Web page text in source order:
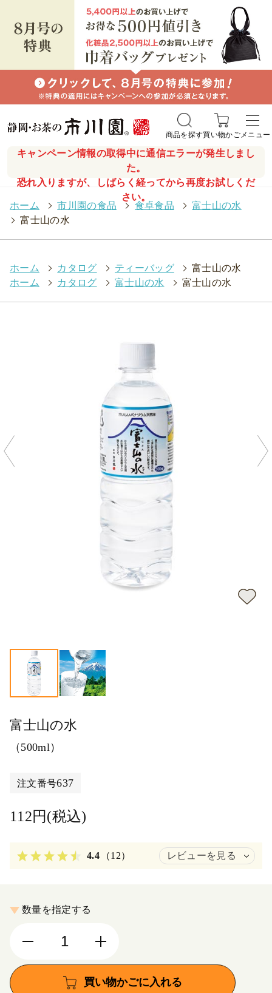
キャンペーン情報の取得中に通信エラーが発生しまし
た。
恐れ入りますが、しばらく経ってから再度お試しくだ
さい。
商品を探す買い物かごメニュー
ホーム > 市川園の食品 > 食卓食品 > 富士山の水
> 富士山の水
ホーム > カタログ > ティーバッグ > 富士山の水
ホーム
> カタログ > 富士山の水 > 富士山の水
富士山の水
（500ml）
注文番号637
112円(税込)
4.4 （12） レビューを見る
数量を指定する
買い物かごに入れる